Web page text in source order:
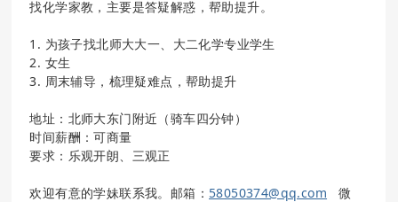
找化学家教，主要是答疑解惑，帮助提升。
1. 为孩子找北师大大一、大二化学专业学生
2. 女生
3. 周末辅导，梳理疑难点，帮助提升
地址：北师大东门附近（骑车四分钟）
时间薪酬：可商量
要求：乐观开朗、三观正
欢迎有意的学妹联系我。 邮箱： 58050374@qq.com 微